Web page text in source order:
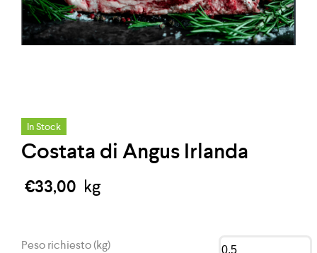
In Stock
Costata di Angus Irlanda
€33,00 kg
Peso richiesto (kg)